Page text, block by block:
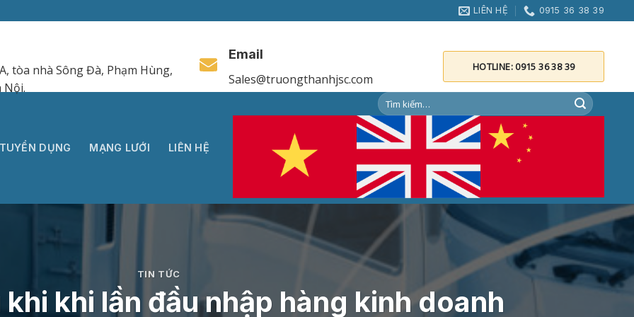
LIÊN HỆ 0915 36 38 39
tòa nhà Sông Đà, Phạm Hùng,
Nội.
Email
Sales@truongthanhjsc.com
HOTLINE: 0915 36 38 39
TUYỂN DỤNG MẠNG LƯỚI LIÊN HỆ
TIN TỨC
khi lần đầu nhập hàng kinh doanh